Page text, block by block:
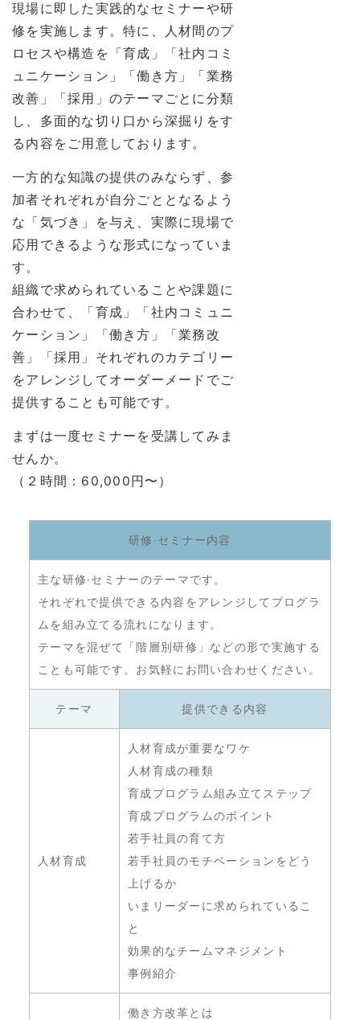
現場に即した実践的なセミナーや研
修を実施します。特に、人材間のプ
ロセスや構造を「育成」「社内コミ
ュニケーション」「働き方」「業務
改善」「採用」のテーマごとに分類
し、多面的な切り口から深掘りをす
る内容をご用意しております。
一方的な知識の提供のみならず、参
加者それぞれが自分ごととなるよう
な「気づき」を与え、実際に現場で
応用できるような形式になっていま
す。
組織で求められていることや課題に
合わせて、「育成」「社内コミュニ
ケーション」「働き方」「業務改
善」「採用」それぞれのカテゴリー
をアレンジしてオーダーメードでご
提供することも可能です。
まずは一度セミナーを受講してみま
せんか。
（２時間：60,000円〜）
研修·セミナー内容
主な研修·セミナーのテーマです。
それぞれで提供できる内容をアレンジしてプログラ
ムを組み立てる流れになります。
テーマを混ぜて「階層別研修」などの形で実施する
ことも可能です。お気軽にお問い合わせください。
テーマ 提供できる内容
人材育成
人材育成が重要なワケ
人材育成の種類
育成プログラム組み立てステップ
育成プログラムのポイント
若手社員の育て方
若手社員のモチベーションをどう
上げるか
いまリーダーに求められているこ
と
効果的なチームマネジメント
事例紹介
働き方改革とは